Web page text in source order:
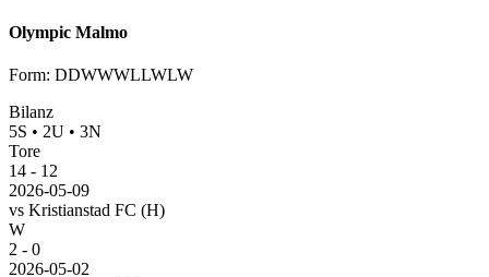
Olympic Malmo
Form: DDWWWLLWLW
Bilanz
5S • 2U • 3N
Tore
14 - 12
2026-05-09
vs Kristianstad FC (H)
W
2 - 0
2026-05-02